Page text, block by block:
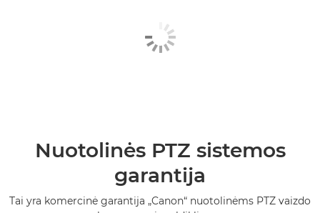
Nuotolinės PTZ sistemos
garantija
Tai yra komercinė garantija „Canon“ nuotolinėms PTZ vaizdo